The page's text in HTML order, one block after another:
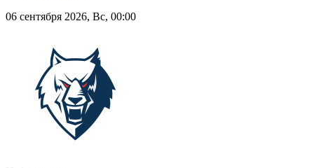
06 сентября 2026, Вс, 00:00